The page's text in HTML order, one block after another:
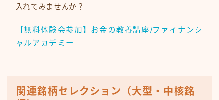
入れてみませんか？
【無料体験会参加】お金の教養講座/ファイナンシ
ャルアカデミー
関連銘柄セレクション（大型・中核銘